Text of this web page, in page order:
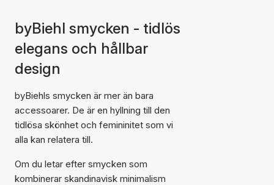
byBiehl smycken - tidlös
elegans och hållbar
design
byBiehls smycken är mer än bara
accessoarer. De är en hyllning till den
tidlösa skönhet och femininitet som vi
alla kan relatera till.
Om du letar efter smycken som
kombinerar skandinavisk minimalism